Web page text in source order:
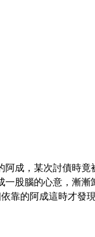
成，某次討債時竟
股腦的心意，漸漸
靠的阿成這時才發